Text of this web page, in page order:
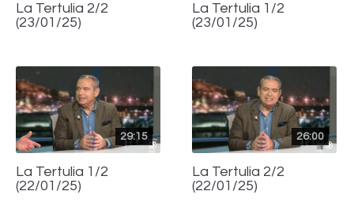
La Tertulia 2/2
(23/01/25)
La Tertulia 1/2
(23/01/25)
29:15
La Tertulia 1/2
(22/01/25)
26:00
La Tertulia 2/2
(22/01/25)